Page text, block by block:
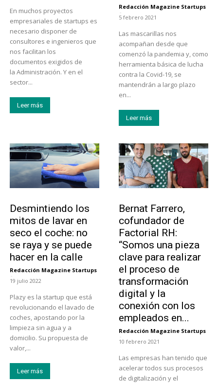
En muchos proyectos
empresariales de startups es
necesario disponer de
consultores e ingenieros que
nos facilitan los
documentos exigidos de
la Administración. Y en el
sector...
Leer más
Redacción Magazine Startups
-
5 febrero 2021
Las mascarillas nos
acompañan desde que
comenzó la pandemia y, como
herramienta básica de lucha
contra la Covid-19, se
mantendrán a largo plazo
en...
Leer más
Desmintiendo los
mitos de lavar en
seco el coche: no
se raya y se puede
hacer en la calle
Redacción Magazine Startups
-
19 julio 2022
Plazy es la startup que está
revolucionando el lavado de
coches, apostando por la
limpieza sin agua y a
domicilio. Su propuesta de
valor,...
Leer más
Bernat Farrero,
cofundador de
Factorial RH:
“Somos una pieza
clave para realizar
el proceso de
transformación
digital y la
conexión con los
empleados en...
Redacción Magazine Startups
-
10 febrero 2021
Las empresas han tenido que
acelerar todos sus procesos
de digitalización y el